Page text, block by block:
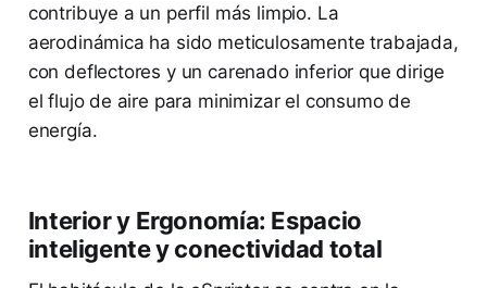
contribuye a un perfil más limpio. La
aerodinámica ha sido meticulosamente trabajada,
con deflectores y un carenado inferior que dirige
el flujo de aire para minimizar el consumo de
energía.
Interior y Ergonomía: Espacio
inteligente y conectividad total